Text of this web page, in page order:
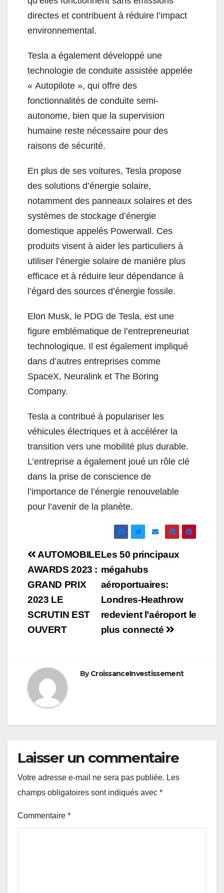
directes et contribuent à réduire l’impact
environnemental.
Tesla a également développé une
technologie de conduite assistée appelée
« Autopilote », qui offre des
fonctionnalités de conduite semi-
autonome, bien que la supervision
humaine reste nécessaire pour des
raisons de sécurité.
En plus de ses voitures, Tesla propose
des solutions d’énergie solaire,
notamment des panneaux solaires et des
systèmes de stockage d’énergie
domestique appelés Powerwall. Ces
produits visent à aider les particuliers à
utiliser l’énergie solaire de manière plus
efficace et à réduire leur dépendance à
l’égard des sources d’énergie fossile.
Elon Musk, le PDG de Tesla, est une
figure emblématique de l’entrepreneuriat
technologique. Il est également impliqué
dans d’autres entreprises comme
SpaceX, Neuralink et The Boring
Company.
Tesla a contribué à populariser les
véhicules électriques et à accélérer la
transition vers une mobilité plus durable.
L’entreprise a également joué un rôle clé
dans la prise de conscience de
l’importance de l’énergie renouvelable
pour l’avenir de la planète.
Navigation
de
l’article
Les 50 principaux
mégahubs
aéroportuaires:
Londres-Heathrow
redevient l’aéroport le
plus connecté
AUTOMOBILE
AWARDS 2023 :
GRAND PRIX
2023 LE
SCRUTIN EST
OUVERT
ByCroissanceInvestissement
Laisser un commentaire
Votre adresse e-mail ne sera pas publiée. Les
champs obligatoires sont indiqués avec *
Commentaire *